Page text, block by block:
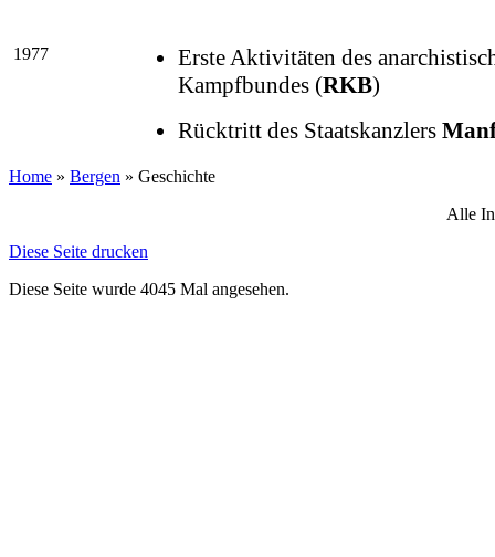
1977
Erste Aktivitäten des
Kampfbundes (RKB)
Rücktritt des Staatskanzlers
Home » Bergen » Geschichte
Alle
Diese Seite drucken
Diese Seite wurde 4045 Mal angesehen.